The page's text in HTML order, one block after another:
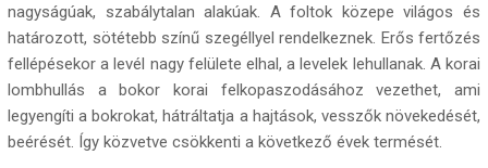
nagyságúak, szabálytalan alakúak. A foltok közepe világos és
határozott, sötétebb színű szegéllyel rendelkeznek. Erős fertőzés
fellépésekor a levél nagy felülete elhal, a levelek lehullanak. A korai
lombhullás a bokor korai felkopaszodásához vezethet, ami
legyengíti a bokrokat, hátráltatja a hajtások, vesszők növekedését,
beérését. Így közvetve csökkenti a következő évek termését.